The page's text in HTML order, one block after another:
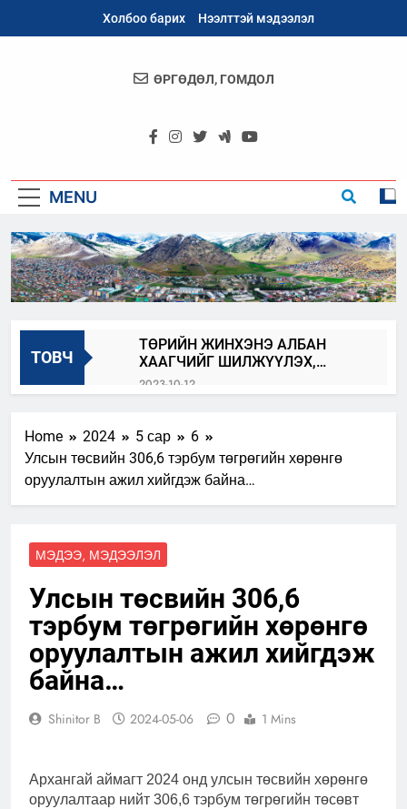
Холбоо барих Нээлттэй мэдээлэл
Архангай
ӨРГӨДӨЛ, ГОМДОЛ
MENU
ТОВЧ
ТӨРИЙН ЖИНХЭНЭ АЛБАН
ХААГЧИЙГ ШИЛЖҮҮЛЭХ,
СЭЛГЭН АЖИЛЛУУЛАХ ЗАР
2023-10-12
2023-06-22
Нээлттэй засгийн түншлэл
долоо хоног-2025
2025-05-20
“БИД ИРГЭДЭЭ СОНСОЖ,
БАЙГУУЛНА
2025-04-18
Төрийн албаны зөвлөлийн
Архангай аймаг дахь салбар
зөвлөлийн 2025 оны үйл
ажиллагааны жилийн
2025-04-04
зохион байгуулах арга
хэмжээний төлөвлөгөө
2025-04-04
2025-03-21
Home 2024 5 сар
6
Улсын төсвийн 306,6 тэрбум төгрөгийн хөрөнгө
оруулалтын ажил хийгдэж байна…
МЭДЭЭ, МЭДЭЭЛЭЛ
Улсын төсвийн 306,6
тэрбум төгрөгийн хөрөнгө
оруулалтын ажил хийгдэж
байна…
Shinitor B 2024-05-06 0 1 Mins
Архангай аймагт 2024 онд улсын төсвийн хөрөнгө
оруулалтаар нийт 306,6 тэрбум төгрөгийн төсөвт